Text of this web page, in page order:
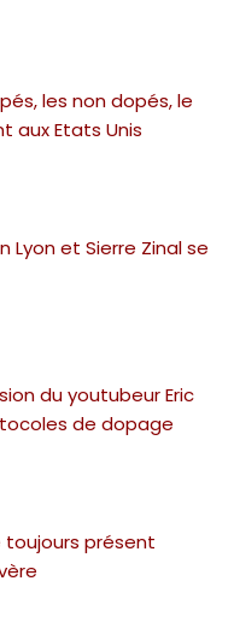
les non dopés, le
aux Etats Unis
Lyon et Sierre Zinal se
du youtubeur Eric
de dopage
toujours présent